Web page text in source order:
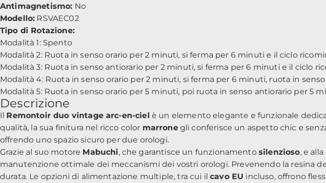
Antimagnetismo: No
Modello: RSVAEC02
Tipo di Rotazione:
Modalità 1: Spento
Modalità 2: Ruota in senso orario per 2 minuti, si ferma per 6 minuti e il ciclo
Modalità 3: Ruota in senso antiorario per 2 minuti, si ferma per 6 minuti e il ciclo
Modalità 4: Ruota in senso orario per 2 minuti, si ferma per 6 minuti, ruota in
Modalità 5: Ruota in senso orario per 5 minuti, poi ruota in senso antiorario per 5
Descrizione
Il Remontoir duo vintage arc-en-ciel è un elemento elegante e funzionale
qualità, la sua finitura nel ricco color marronegli conferisce un aspetto chic e
offrendo uno spazio sicuro per due orologi.
Grazie al suo motore Mabuchi, che garantisce un funzionamento silenzioso, e
manutenzione ottimale dei meccanismi dei vostri orologi. Prevenendo la resina
durata. Le opzioni di alimentazione multiple, tra cui ilcavo EU incluso, offrono